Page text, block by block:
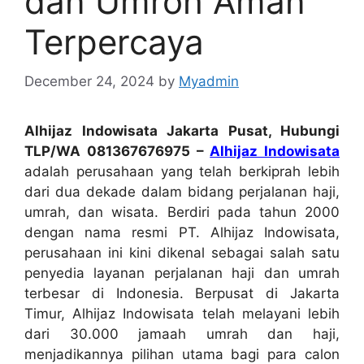
Terpercaya
December 24, 2024 by Myadmin
Alhijaz Indowisata Jakarta Pusat, Hubungi
TLP/WA 081367676975 –Alhijaz Indowisata
adalah perusahaan yang telah berkiprah lebih
dari dua dekade dalam bidang perjalanan haji,
umrah, dan wisata. Berdiri pada tahun 2000
dengan nama resmi PT. Alhijaz Indowisata,
perusahaan ini kini dikenal sebagai salah satu
penyedia layanan perjalanan haji dan umrah
terbesar di Indonesia. Berpusat di Jakarta
Timur, Alhijaz Indowisata telah melayani lebih
dari 30.000 jamaah umrah dan haji,
menjadikannya pilihan utama bagi para calon